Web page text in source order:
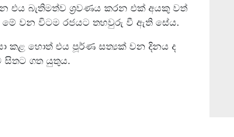
එය බැතිමත්ව ශ්‍රවණය කරන එක් අයකු වත්
මේ වන විටම රජයට තහවුරු වී ඇති සේය.
කළ හොත් එය පූර්ණ සත්‍යක් වන දිනය ද
සිතට ගත යුතුය.